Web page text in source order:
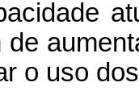
o uso